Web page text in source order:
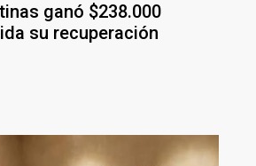
ganó $238.000
su recuperación